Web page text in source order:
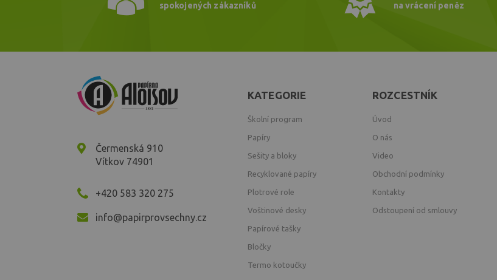
spokojených zákazníků
na vrácení peněz
Čermenská 910
Vítkov 74901
+420 583 320 275
info@papirprovsechny.cz
KATEGORIE
Školní program
Papíry
Sešity a bloky
Recyklované papíry
Plotrové role
Voštinové desky
Papírové tašky
Bločky
Termo kotoučky
ROZCESTNÍK
Úvod
O nás
Video
Obchodní podmínky
Kontakty
Odstoupení od smlouvy